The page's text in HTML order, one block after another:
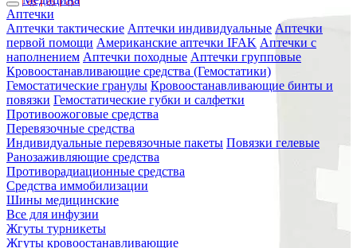
Аптечки
Аптечки тактические Аптечки индивидуальные Аптечки
первой помощи Американские аптечки IFAK Аптечки с
наполнением Аптечки походные Аптечки групповые
Кровоостанавливающие средства (Гемостатики)
Гемостатические гранулы Кровоостанавливающие бинты и
повязки Гемостатические губки и салфетки
Противоожоговые средства
Перевязочные средства
Индивидуальные перевязочные пакеты Повязки гелевые
Ранозаживляющие средства
Противорадиационные средства
Средства иммобилизации
Шины медицинские
Все для инфузии
Жгуты турникеты
Жгуты кровоостанавливающие